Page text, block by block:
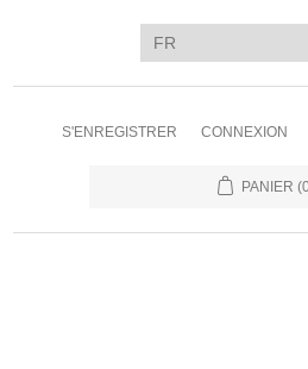
S'ENREGISTRER CONNEXION
PANIER